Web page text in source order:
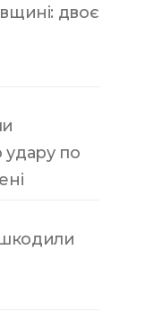
двоє
удару по